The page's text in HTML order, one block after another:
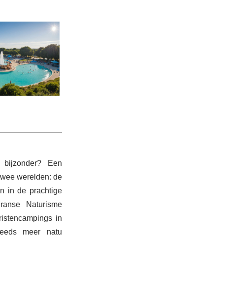
Een
werelden: de
in de prachtige
Naturisme
in
meer natu